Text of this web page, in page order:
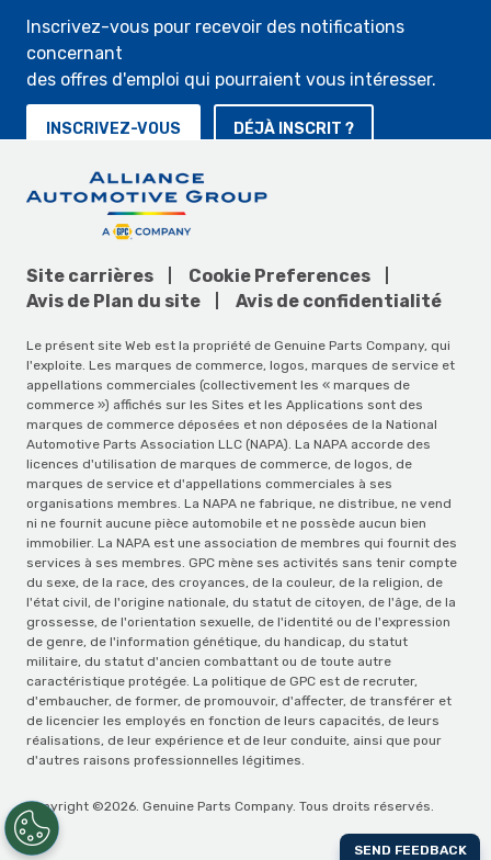
Inscrivez-vous pour recevoir des notifications
concernant
des offres d'emploi qui pourraient vous intéresser.
INSCRIVEZ-VOUS DÉJÀ INSCRIT ?
Site carrières
Cookie Preferences
Avis de Plan du site
Avis de confidentialité
Le présent site Web est la propriété de Genuine Parts Company, qui
l'exploite. Les marques de commerce, logos, marques de service et
appellations commerciales (collectivement les « marques de
commerce ») affichés sur les Sites et les Applications sont des
marques de commerce déposées et non déposées de la National
Automotive Parts Association LLC (NAPA). La NAPA accorde des
licences d'utilisation de marques de commerce, de logos, de
marques de service et d'appellations commerciales à ses
organisations membres. La NAPA ne fabrique, ne distribue, ne vend
ni ne fournit aucune pièce automobile et ne possède aucun bien
immobilier. La NAPA est une association de membres qui fournit des
services à ses membres. GPC mène ses activités sans tenir compte
du sexe, de la race, des croyances, de la couleur, de la religion, de
l'état civil, de l'origine nationale, du statut de citoyen, de l'âge, de la
grossesse, de l'orientation sexuelle, de l'identité ou de l'expression
de genre, de l'information génétique, du handicap, du statut
militaire, du statut d'ancien combattant ou de toute autre
caractéristique protégée. La politique de GPC est de recruter,
d'embaucher, de former, de promouvoir, d'affecter, de transférer et
de licencier les employés en fonction de leurs capacités, de leurs
réalisations, de leur expérience et de leur conduite, ainsi que pour
d'autres raisons professionnelles légitimes.
Copyright ©2026. Genuine Parts Company. Tous droits réservés.